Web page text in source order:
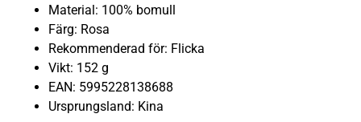
Material: 100% bomull
Färg: Rosa
Rekommenderad för: Flicka
Vikt: 152 g
EAN: 5995228138688
Ursprungsland: Kina